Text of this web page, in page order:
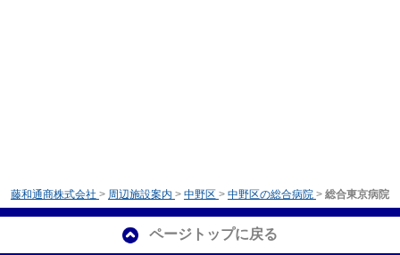
藤和通商株式会社 > 周辺施設案内 > 中野区 > 中野区の総合病院 > 総合東京病院
ページトップに戻る